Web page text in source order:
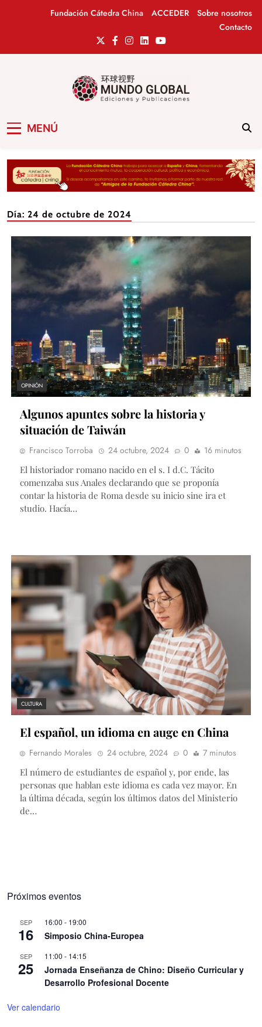
Fundación Cátedra China ACCEDER
Sobre nosotros
Contacto
MENÚ
Día: 24 de octubre de 2024
OPINIÓN
Algunos apuntes sobre la historia y
situación de Taiwán
Francisco Torroba 24 octubre, 2024 0
16 minutos
El historiador romano nacido en el s. I d.C. Tácito
comenzaba sus Anales declarando que se proponía
contar la historia de Roma desde su inicio sine ira et
studio. Hacía…
CULTURA
El español, un idioma en auge en China
Fernando Morales 24 octubre, 2024 0
7 minutos
El número de estudiantes de español y, por ende, las
personas que hablan este idioma es cada vez mayor. En
la última década, según los últimos datos del Ministerio
de…
Próximos eventos
SEP
16
16:00 - 19:00
Simposio China-Europea
SEP
25
11:00 - 14:15
Jornada Enseñanza de Chino: Diseño Curricular y
Desarrollo Profesional Docente
Ver calendario